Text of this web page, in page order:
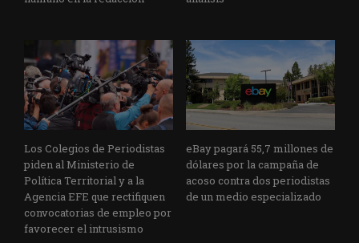
Los Colegios de Periodistas
piden al Ministerio de
Política Territorial y a la
Agencia EFE que rectifiquen
convocatorias de empleo por
favorecer el intrusismo
eBay pagará 55,7 millones de
dólares por la campaña de
acoso contra dos periodistas
de un medio especializado